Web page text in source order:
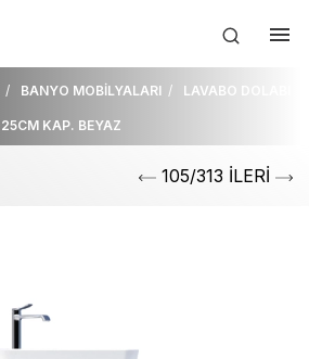
BANYO MOBİLYALARI LAVABO DOLABI
KAP. BEYAZ
105/313 İLERİ